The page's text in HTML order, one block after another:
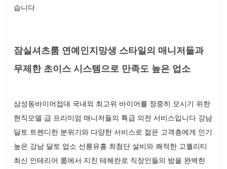
습니다
잠실셔츠룸 연예인지망생 스타일의 매니저들과
무제한 초이스 시스템으로 만족도 높은 업소
삼성동바이어접대 국내외 최고위 바이어를 정중히 모시기 위한
현직모델 급 프리미엄 매니저들의 특급 의전 서비스입니다 강남
달토 트렌디한 분위기와 다양한 서비스로 젊은 고객층에게 인기
높은 강남 달토 업소 선릉유흥 최첨단 설비와 쾌적한 고퀄리티
최신 인테리어 룸에서 지친 테헤란로 직장인들의 밤을 완벽한